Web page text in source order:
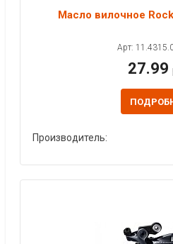
Масло вилочное
Арт:
27.99
Производитель: